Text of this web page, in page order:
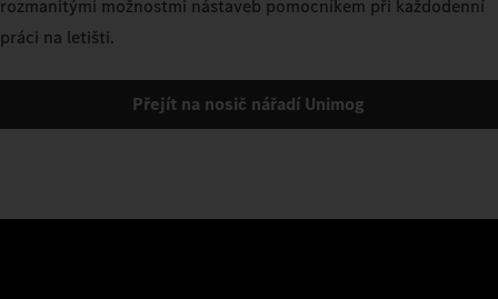
rozmanitými možnostmi nástaveb pomocníkem při každodenní
práci na letišti.
Přejít na nosič nářadí Unimog